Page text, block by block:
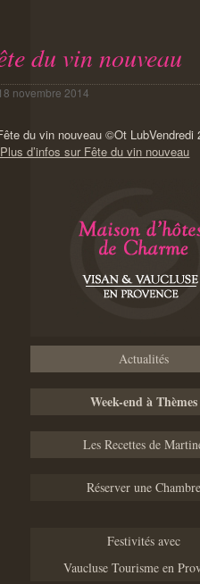
du vin nouveau
novembre 2014
Vendredi
d’infos sur Fête du vin nouveau
Actualités
Week-end à Thèmes
Les Recettes de
Réserver une Chambre
Festivités avec
Vaucluse Tourisme en